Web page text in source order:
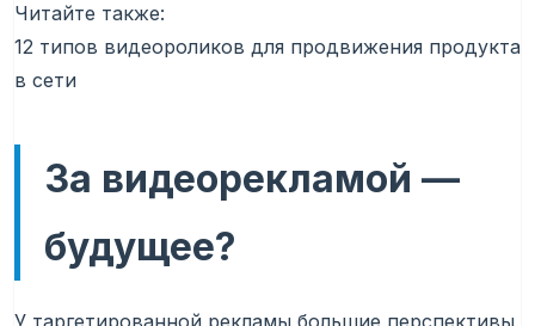
Читайте также:
12 типов видеороликов для продвижения продукта
в сети
За видеорекламой —
будущее?
У таргетированной рекламы большие перспективы